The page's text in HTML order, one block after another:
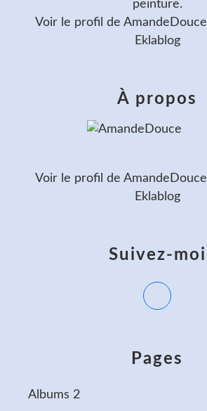
Pages
Albums 2
peinture.
Voir le profil de AmandeDouce
Eklablog
Suivez-moi
À propos
Voir le profil de AmandeDouce
Eklablog